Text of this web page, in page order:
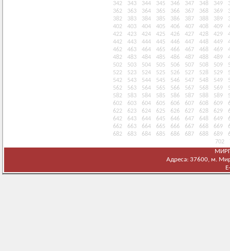
342
343 344 345 346 347 348 349
362
363 364 365 366 367 368 369
382
383 384 385 386 387 388 389
402
403 404 405 406 407 408 409
422
423 424 425 426 427 428 429
442
443 444 445 446 447 448 449
462
463 464 465 466 467 468 469
482
483 484 485 486 487 488 489
502
503 504 505 506 507 508 509
522
523 524 525 526 527 528 529
542
543 544 545 546 547 548 549
562
563 564 565 566 567 568 569
582
583 584 585 586 587 588 589
602
603 604 605 606 607 608 609
622
623 624 625 626 627 628 629
642
643 644 645 646 647 648 649
662
663 664 665 666 667 668 669
682
683 684 685 686 687 688 689
702
Адреса: 37600, м.